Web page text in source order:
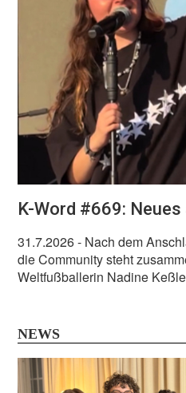
K-Word #669:
31.7.2026- Nach dem
die Community steht
Weltfußballerin Nadine
NEWS